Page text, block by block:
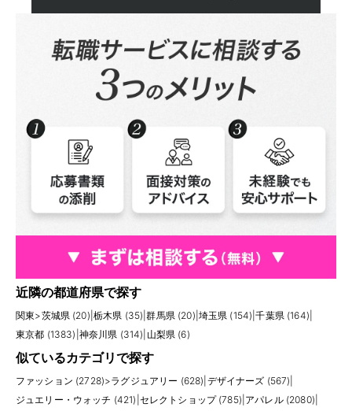
近隣の都道府県で探す
関東>茨城県 (20) 栃木県 (35) |群馬県 (20) 埼玉県 (154) |千葉県 (164)
東京都 (1383) 神奈川県 (314) 山梨県 (6)
似ているカテゴリで探す
ファッション (2728)>ラグジュアリー (628) デザイナーズ (567)
ジュエリー・ウォッチ (421) セレクトショップ (785) アパレル (2080)